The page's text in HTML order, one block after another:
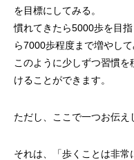
を目標にしてみる。
慣れてきたら5000歩を目
ら7000歩程度まで増やして
このように少しずつ習慣
けることができます。
ただし、ここで一つお伝え
それは、「歩くことは非